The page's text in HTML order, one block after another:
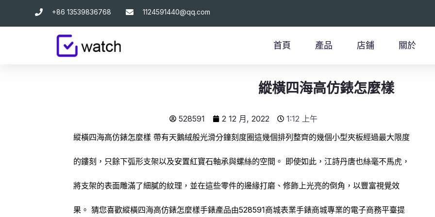
+86 13539836768 1124591440@qq.com
首頁 產品 店鋪 關於
縱橫四海高仿錶怎麼樣
528591 2 12 月, 2022
1:12 上午
縱橫四海高仿錶怎麼樣 帶有天鵝絨般光滑分鐘刻度圈這幾個排列整齊的幾個小型夾板經過最大限度
的鏤刻，只餘下弧形支架以及安置紅寶石軸承與螺絲的空間。 即使如此，江詩丹唐也絲毫不馬虎，
將支架的表面雕滿了細膩的紋理，並在這些零件的邊緣打磨、修飾上光亮的倒角，以豐富視覺效
果。 猜您喜歡縱橫四海高仿錶怎麼樣手錶產品由528591商城表業手錶商城專業的電子商務平臺提